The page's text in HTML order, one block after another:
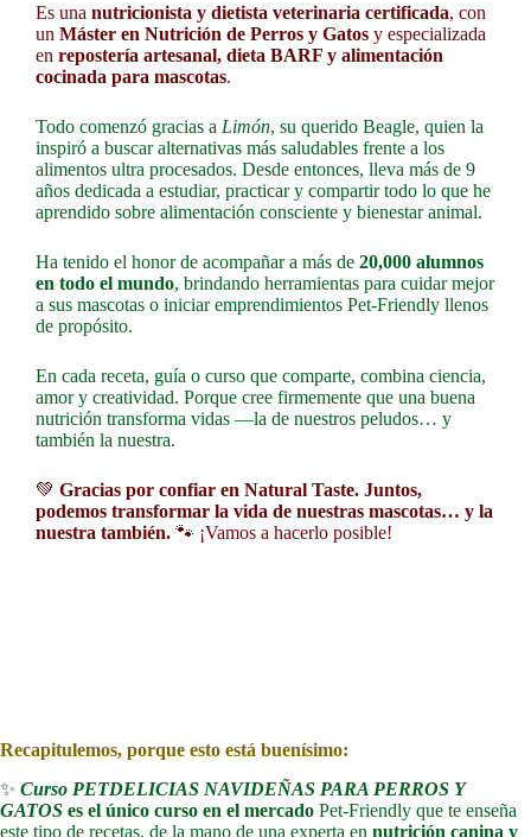
Es una nutricionista y dietista veterinaria certificada, con
un Máster en Nutrición de Perros y Gatos y especializada
en repostería artesanal, dieta BARF y alimentación
cocinada para mascotas.
Todo comenzó gracias a Limón, su querido Beagle, quien la
inspiró a buscar alternativas más saludables frente a los
alimentos ultra procesados. Desde entonces, lleva más de 9
años dedicada a estudiar, practicar y compartir todo lo que he
aprendido sobre alimentación consciente y bienestar animal.
Ha tenido el honor de acompañar a más de 20,000 alumnos
en todo el mundo, brindando herramientas para cuidar mejor
a sus mascotas o iniciar emprendimientos Pet-Friendly llenos
de propósito.
En cada receta, guía o curso que comparte, combina ciencia,
amor y creatividad. Porque cree firmemente que una buena
nutrición transforma vidas —la de nuestros peludos… y
también la nuestra.
💚 Gracias por confiar en Natural Taste. Juntos,
podemos transformar la vida de nuestras mascotas… y la
nuestra también. 🐾 ¡Vamos a hacerlo posible!
Recapitulemos, porque esto está buenísimo:
✨ Curso PETDELICIAS NAVIDEÑAS PARA PERROS Y
GATOS es el único curso en el mercado Pet-Friendly que te enseña
este tipo de recetas, de la mano de una experta en nutrición canina y